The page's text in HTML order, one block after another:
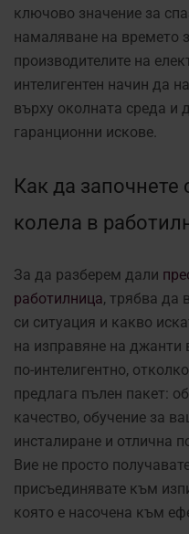
ключово значение за
намаляване на времето
производителите на
интелигентен начин да
върху околната среда и
гаранционни искове.
Как да започнете
колела в
За да разберем дали
работилница, трябва да
си ситуация и какво
на изправяне на джанти
по-интелигентно,
предлага пълен пакет:
качество, обучение за
инсталиране и отлична
Вие не просто
присъединявате към
която е насочена към